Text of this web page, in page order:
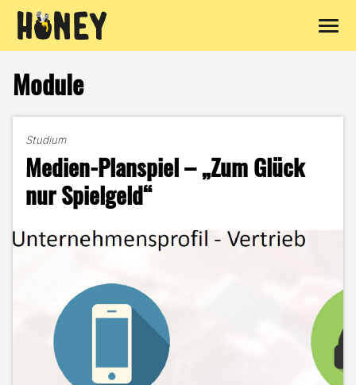
Inhalt
springen
Module
Studium
Medien-Planspiel – „Zum Glück
nur Spielgeld“